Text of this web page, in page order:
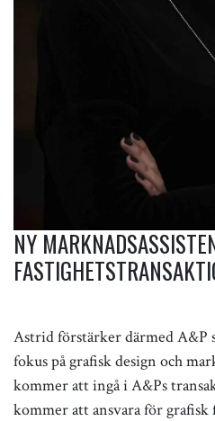
NY
Astrid förstärker därmed A&P
fokus på grafisk design och
kommer att ingå i A&Ps
kommer att ansvara för